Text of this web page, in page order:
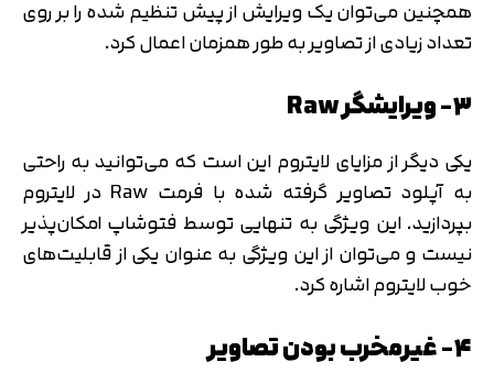
همچنین می‌توان یک ویرایش از پیش تنظیم شده را بر روی
تعداد زیادی از تصاویر به طور همزمان اعمال کرد.
۳- ویرایشگر Raw
یکی دیگر از مزایای لایتروم این است که می‌توانید به راحتی
به آپلود تصاویر گرفته شده با فرمت Raw در لایتروم
بپردازید. این ویژگی به تنهایی توسط فتوشاپ امکان‌پذیر
نیست و می‌توان از این ویژگی به عنوان یکی از قابلیت‌های
خوب لایتروم اشاره کرد.
۴- غیرمخرب بودن تصاویر